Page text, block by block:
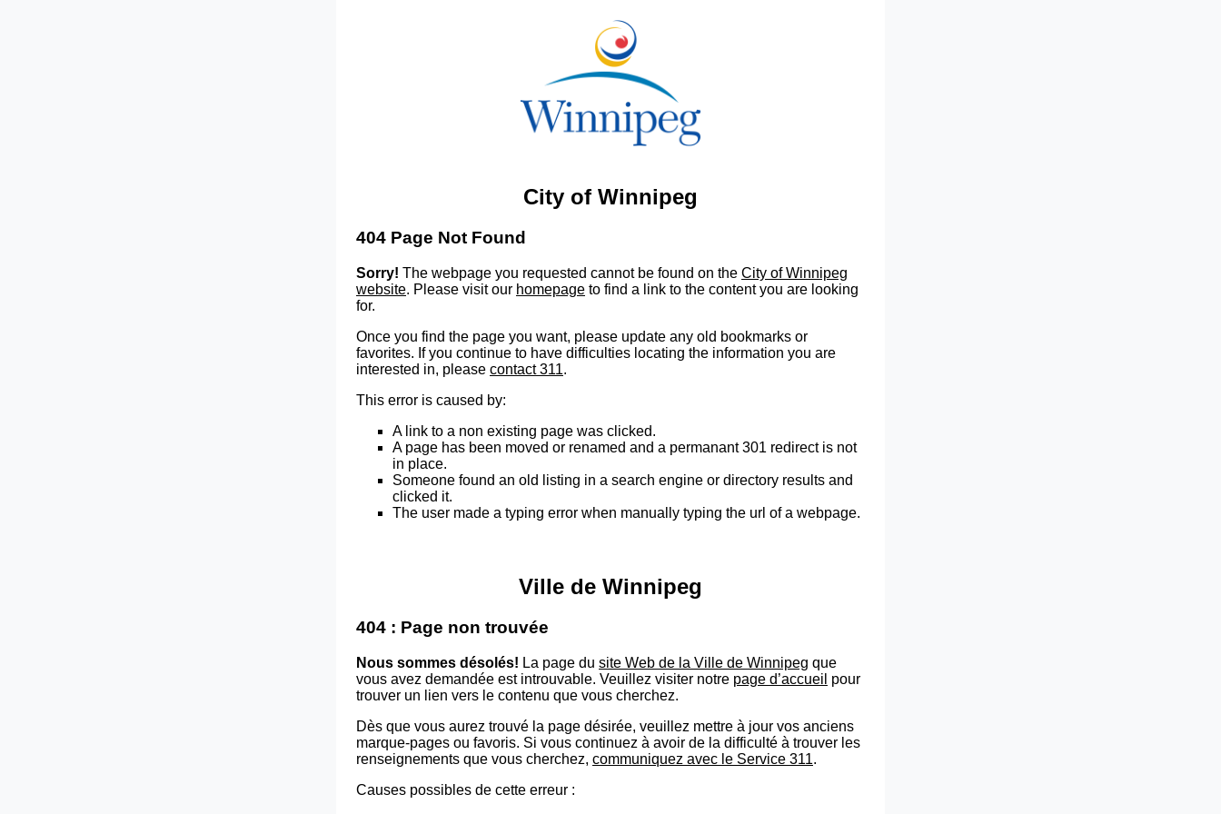
City of Winnipeg
404 Page Not Found
Sorry! The webpage you requested cannot be found on the City of Winnipeg
website. Please visit our homepage to find a link to the content you are looking
for.
Once you find the page you want, please update any old bookmarks or
favorites. If you continue to have difficulties locating the information you are
interested in, please contact 311.
This error is caused by:
A link to a non existing page was clicked.
A page has been moved or renamed and a permanant 301 redirect is not
in place.
Someone found an old listing in a search engine or directory results and
clicked it.
The user made a typing error when manually typing the url of a webpage.
Ville de Winnipeg
404 : Page non trouvée
Nous sommes désolés! La page du site Web de la Ville de Winnipeg que
vous avez demandée est introuvable. Veuillez visiter notre page d’accueil pour
trouver un lien vers le contenu que vous cherchez.
Dès que vous aurez trouvé la page désirée, veuillez mettre à jour vos anciens
marque-pages ou favoris. Si vous continuez à avoir de la difficulté à trouver les
renseignements que vous cherchez, communiquez avec le Service 311.
Causes possibles de cette erreur :